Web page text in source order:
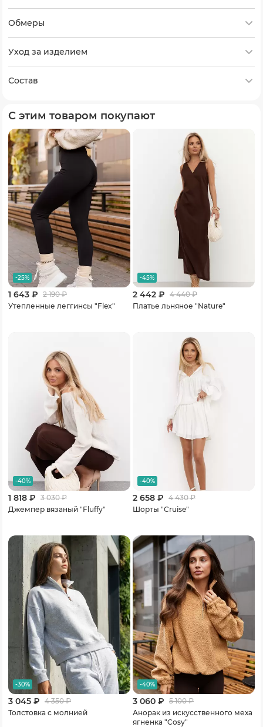
Обмеры
Уход за изделием
Состав
С этим товаром покупают
-25%
1 643 ₽ 2 190₽
Утепленные леггинсы "Flex"
-45%
2 442 ₽ 4 440₽
Платье льняное "Nature"
-40%
1 818 ₽ 3 030₽
Джемпер вязаный "Fluffy"
-40%
2 658 ₽ 4 430₽
Шорты "Cruise"
-30%
3 045 ₽ 4 350₽
Толстовка с молнией
-40%
3 060 ₽ 5 100₽
Анорак из искусственного меха
ягненка "Cosy"